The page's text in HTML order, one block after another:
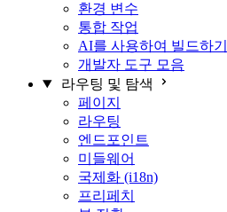
환경 변수
통합 작업
AI를 사용하여 빌드하기
개발자 도구 모음
라우팅 및 탐색
페이지
라우팅
엔드포인트
미들웨어
국제화 (i18n)
프리페치